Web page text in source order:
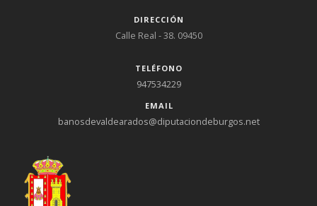
DIRECCIÓN
Calle Real - 38. 09450
TELÉFONO
947534229
EMAIL
banosdevaldearados@diputaciondeburgos.net